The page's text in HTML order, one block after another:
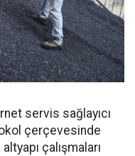
servis sağlayıcı
çerçevesinde
çalışmaları